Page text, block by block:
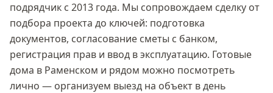
подрядчик с 2013 года. Мы сопровождаем сделку от
подбора проекта до ключей: подготовка
документов, согласование сметы с банком,
регистрация прав и ввод в эксплуатацию. Готовые
дома в Раменском и рядом можно посмотреть
лично — организуем выезд на объект в день